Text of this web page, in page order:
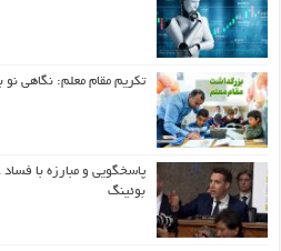
تکریم مقام معلم: نگاهی
پاسخگویی و مبارزه با فساد
بوئینگ